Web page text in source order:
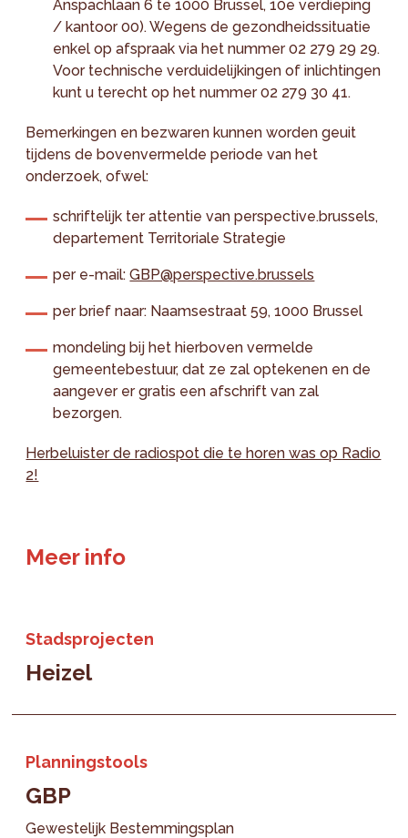
Anspachlaan 6 te 1000 Brussel, 10e verdieping
/ kantoor 00). Wegens de gezondheidssituatie
enkel op afspraak via het nummer 02 279 29 29.
Voor technische verduidelijkingen of inlichtingen
kunt u terecht op het nummer 02 279 30 41.
Bemerkingen en bezwaren kunnen worden geuit
tijdens de bovenvermelde periode van het
onderzoek, ofwel:
schriftelijk ter attentie van perspective.brussels,
departement Territoriale Strategie
per e-mail:GBP@perspective.brussels
per brief naar: Naamsestraat 59, 1000 Brussel
mondeling bij het hierboven vermelde
gemeentebestuur, dat ze zal optekenen en de
aangever er gratis een afschrift van zal
bezorgen.
Herbeluister de radiospot die te horen was op Radio
2!
Meer info
Stadsprojecten
Heizel
Planningstools
GBP
Gewestelijk Bestemmingsplan